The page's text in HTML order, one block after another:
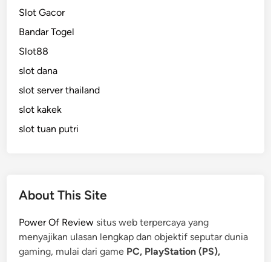
Slot Gacor
Bandar Togel
Slot88
slot dana
slot server thailand
slot kakek
slot tuan putri
About This Site
Power Of Review situs web terpercaya yang
menyajikan ulasan lengkap dan objektif seputar dunia
gaming, mulai dari game PC, PlayStation (PS),